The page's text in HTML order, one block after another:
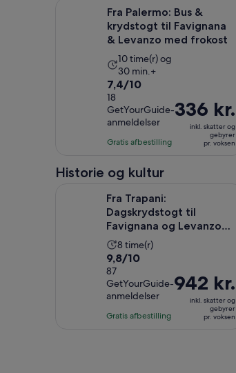
Fra Palermo: Bus &
krydstogt til Favignana
& Levanzo med frokost
Oplevelsens
varighed
er
timer
30
10 time(r) og
30 min.+
7.4
ud
af
10
med
anmeldelser
7,4/10
18
GetYourGuide-
anmeldelser
Gratis afbestilling
Prisen
er
336 kr.
336 kr.
inkl. skatter og
gebyrer
pr. voksen
Historie og kultur
Fra Trapani:
Dagskrydstogt til
Favignana og Levanzo
Egadi Island
Oplevelsens
varighed
8
timer
8 time(r)
9.8
ud
af
10
med
9,8/10
87
GetYourGuide-
anmeldelser
Gratis afbestilling
Prisen
er
942 kr.
942 kr.
inkl. skatter og
gebyrer
pr. voksen